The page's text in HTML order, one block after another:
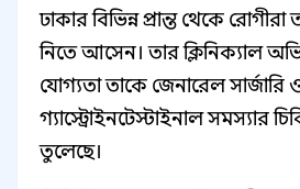
ঢাকার বিভিন্ন প্রান্ত থেকে
নিতে আসেন। তার ক্লিনিক্যাল
যোগ্যতা তাকে জেনারেল সার্জারি
গ্যাস্ট্রোইনটেস্টাইনাল সমস্যার
তুলেছে।